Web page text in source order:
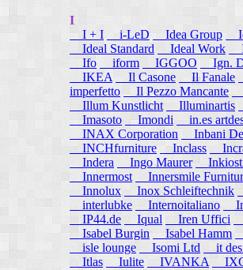
I
I + I
i-LeD Idea Group
Ideal Standard
Ideal Work
Ifo
iform IGGOO Ign.
IKEA
Il Casone Il Fanale
imperfetto
Il Pezzo Mancante
Illum Kunstlicht
Illuminartis
Imasoto
Imondi in.es
INAX Corporation
Inbani
INCHfurniture
Inclass
Indera
Ingo Maurer
Innermost
Innersmile
Innolux
Inox Schleiftechnik
interlubke
Internoitaliano
IP44.de
Iqual Iren Uffici
Isabel Burgin
Isabel Hamm
isle lounge
Isomi Ltd it
Itlas
Iulite IVANKA